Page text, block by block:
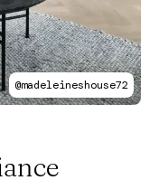
@madeleineshouse72